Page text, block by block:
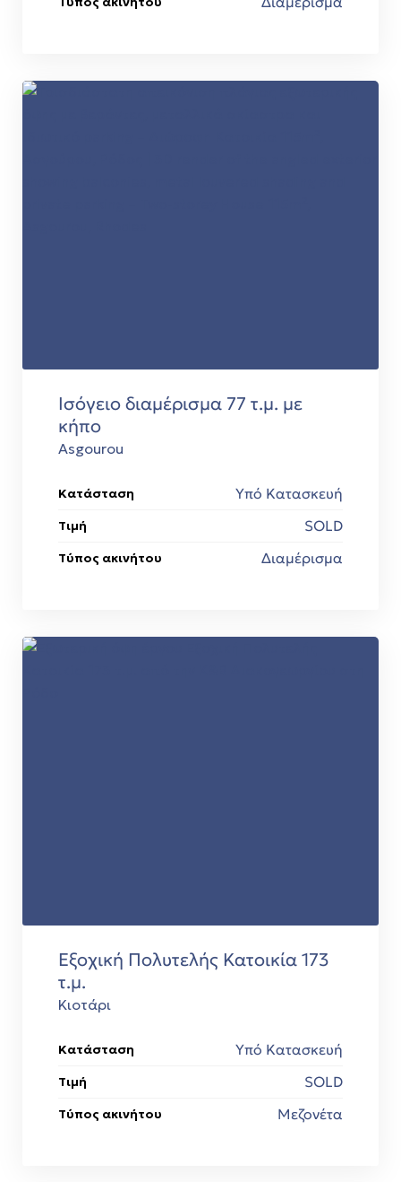
Ισόγειο διαμέρισμα 77 τ.μ. με
κήπο
Asgourou
Κατάσταση Υπό Κατασκευή
Τιμή SOLD
Τύπος ακινήτου Διαμέρισμα
Εξοχική Πολυτελής Κατοικία 173
τ.μ.
Κιοτάρι
Κατάσταση Υπό Κατασκευή
Τιμή SOLD
Τύπος ακινήτου Μεζονέτα